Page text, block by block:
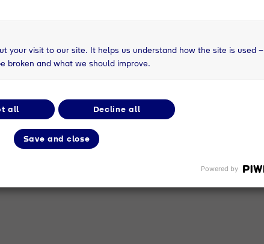
wurde 1924 gegründet und beschäftigt
die Vermarktung und Produktion von
ist Tyczka Spezialist im Bereich
your visit to our site. It helps us understand how the site is used –
broken and what we should improve.
all Decline all
Save and close
Powered by